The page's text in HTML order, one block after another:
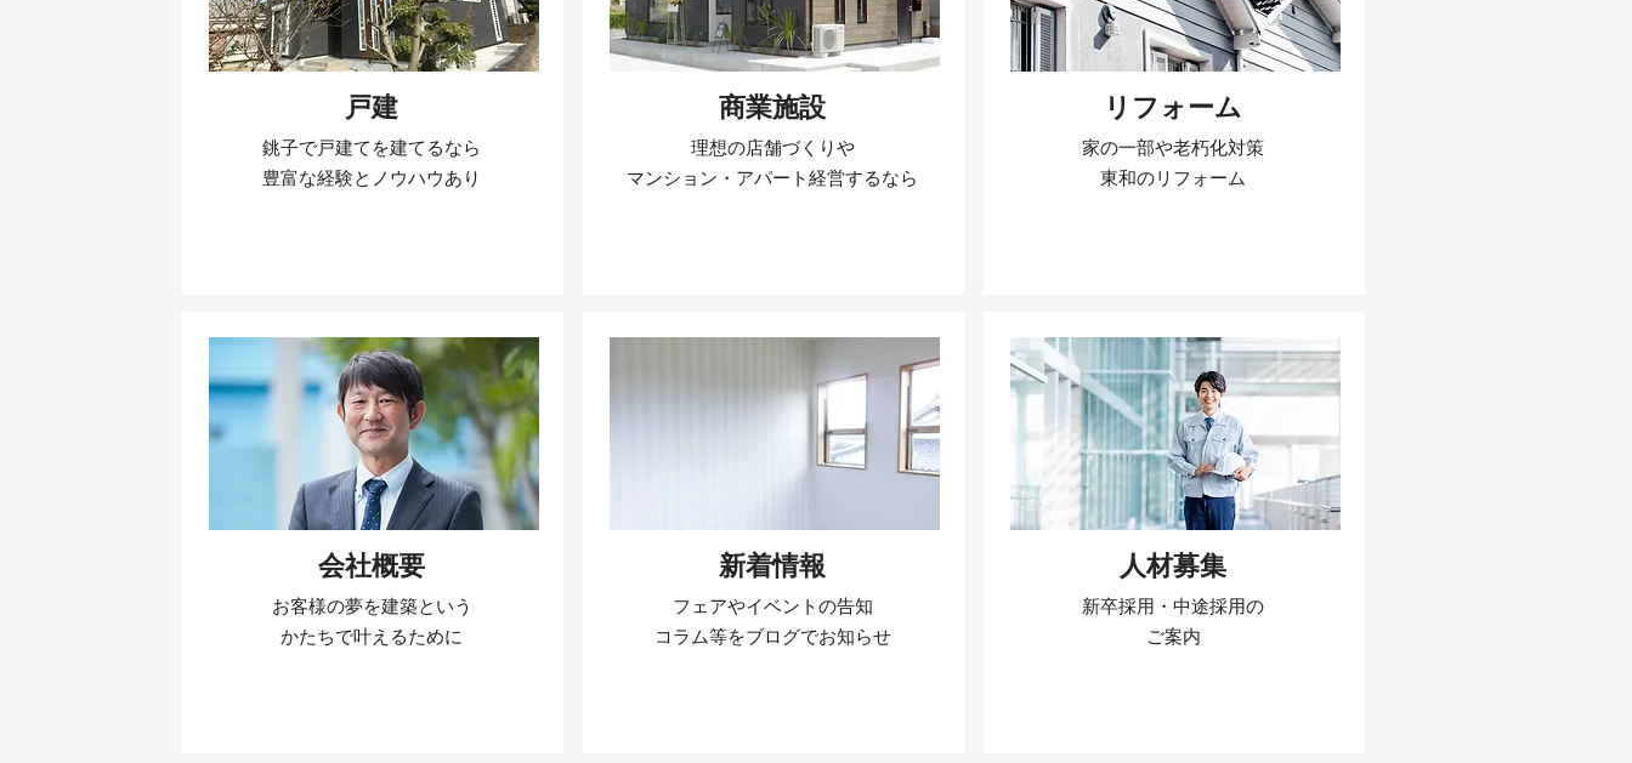
戸建
銚子で戸建てを建てるなら​
豊富な経験とノウハウあり
会社概要
お客様の夢を建築という
かたちで叶えるために
商業施設
理想の店舗づくりや
マンション・アパート経営するなら
新着情報
フェアやイベントの告知
​コラム等をブログでお知らせ
リフォーム
家の一部や老朽化対策
東和のリフォーム
人材募集
新卒採用・中途採用の
​ご案内